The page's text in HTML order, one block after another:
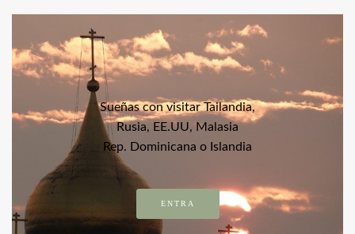
Sueñas con visitar Tailandia,
Rusia, EE.UU, Malasia
Rep. Dominicana o Islandia
ENTRA